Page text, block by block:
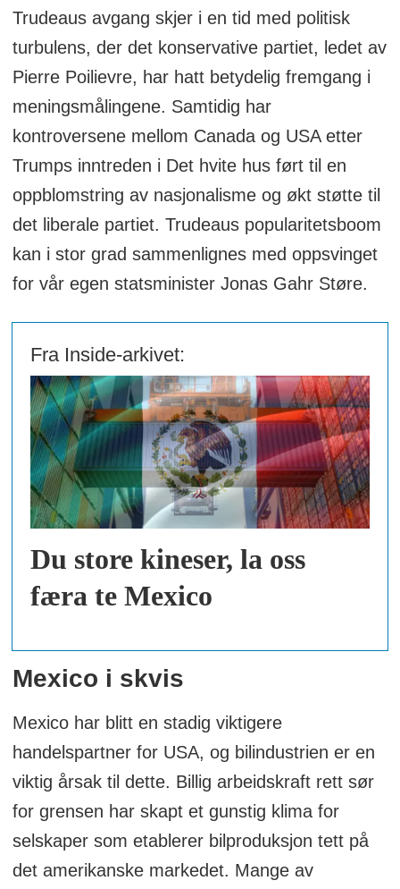
Trudeaus avgang skjer i en tid med politisk
turbulens, der det konservative partiet, ledet av
Pierre Poilievre, har hatt betydelig fremgang i
meningsmålingene. Samtidig har
kontroversene mellom Canada og USA etter
Trumps inntreden i Det hvite hus ført til en
oppblomstring av nasjonalisme og økt støtte til
det liberale partiet. Trudeaus popularitetsboom
kan i stor grad sammenlignes med oppsvinget
for vår egen statsminister Jonas Gahr Støre.
Fra Inside-arkivet:
Du store kineser, la oss
færa te Mexico
Mexico i skvis
Mexico har blitt en stadig viktigere
handelspartner for USA, og bilindustrien er en
viktig årsak til dette. Billig arbeidskraft rett sør
for grensen har skapt et gunstig klima for
selskaper som etablerer bilproduksjon tett på
det amerikanske markedet. Mange av